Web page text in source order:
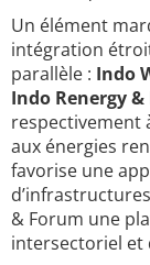
Un élément
intégration
parallèle : Indo
Indo Renergy
respectivement
aux énergies
favorise une
& Forum une
intersectoriel et